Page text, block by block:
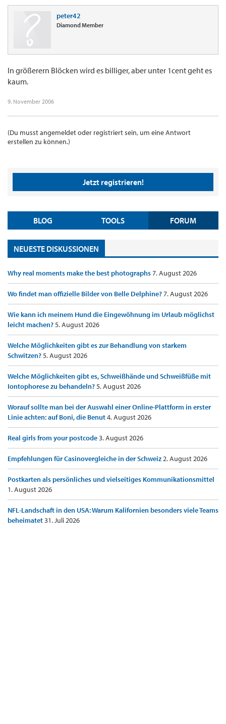
peter42
Diamond Member
In größerern Blöcken wird es billiger, aber unter 1cent geht es
kaum.
9. November 2006
(Du musst angemeldet oder registriert sein, um eine Antwort
erstellen zu können.)
Jetzt registrieren!
BLOG TOOLS FORUM
NEUESTE DISKUSSIONEN
Why real moments make the best photographs7. August 2026
Wo findet man offizielle Bilder von Belle Delphine?7. August 2026
Wie kann ich meinem Hund die Eingewöhnung im Urlaub möglichst
leicht machen?5. August 2026
Welche Möglichkeiten gibt es zur Behandlung von starkem
Schwitzen?5. August 2026
Welche Möglichkeiten gibt es, Schweißhände und Schweißfüße mit
Iontophorese zu behandeln?5. August 2026
Worauf sollte man bei der Auswahl einer Online-Plattform in erster
Linie achten: auf Boni, die Benut4. August 2026
Real girls from your postcode3. August 2026
Empfehlungen für Casinovergleiche in der Schweiz2. August 2026
Postkarten als persönliches und vielseitiges Kommunikationsmittel
1. August 2026
NFL-Landschaft in den USA: Warum Kalifornien besonders viele Teams
beheimatet31. Juli 2026